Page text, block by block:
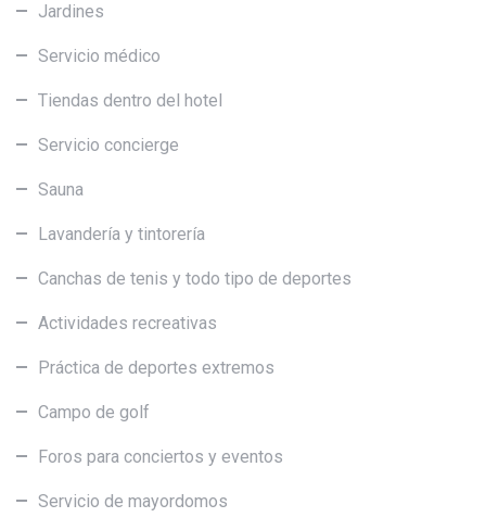
Jardines
Servicio médico
Tiendas dentro del hotel
Servicio concierge
Sauna
Lavandería y tintorería
Canchas de tenis y todo tipo de deportes
Actividades recreativas
Práctica de deportes extremos
Campo de golf
Foros para conciertos y eventos
Servicio de mayordomos